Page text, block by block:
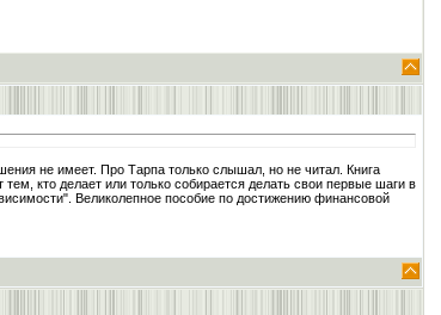
не имеет. Про Тарпа только слышал, но не читал. Книга
кто делает или только собирается делать свои первые шаги в
Великолепное пособие по достижению финансовой